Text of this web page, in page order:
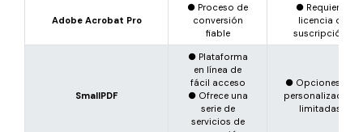
Adobe Acrobat Pro
● Proceso de
conversión
fiable
● Requiere
licencia o
suscripción
SmallPDF
● Plataforma
en línea de
fácil acceso
● Ofrece una
serie de
servicios de
● Opciones de
personalización
limitadas